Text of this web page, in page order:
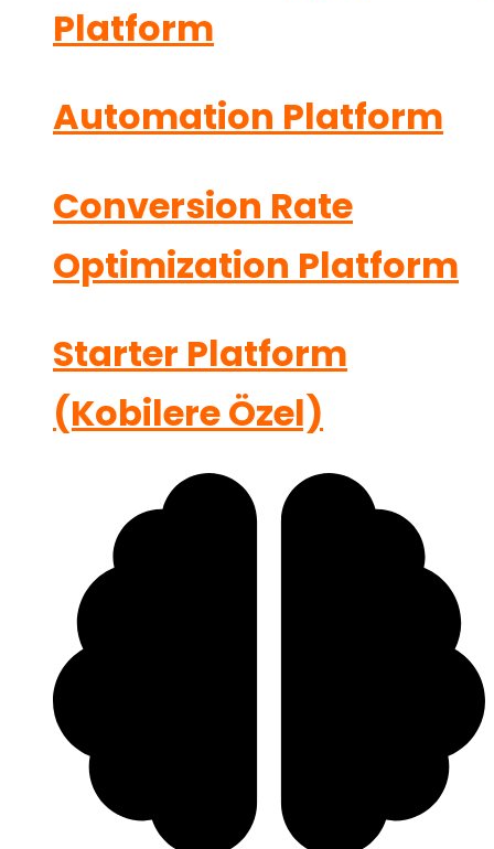
Platform
Automation Platform
Conversion Rate
Optimization Platform
Starter Platform
(Kobilere Özel)